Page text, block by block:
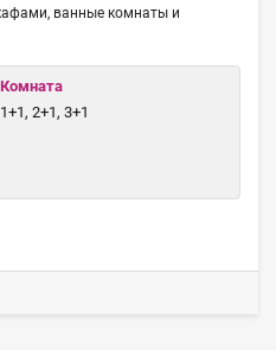
ванные комнаты и
Комната
1+1, 2+1, 3+1